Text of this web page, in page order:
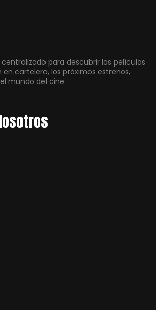
para descubrir las películas
cartelera, los próximos estrenos,
mundo del cine.